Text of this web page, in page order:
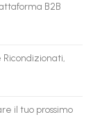
B2B
Ricondizionati,
il tuo prossimo